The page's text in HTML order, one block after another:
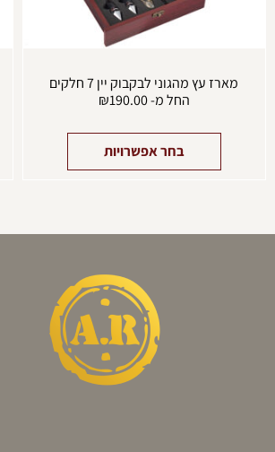
מארז עץ מהגוני לבקבוק יין 7 חלקים
החל מ-
₪190.00
בחר אפשרויות